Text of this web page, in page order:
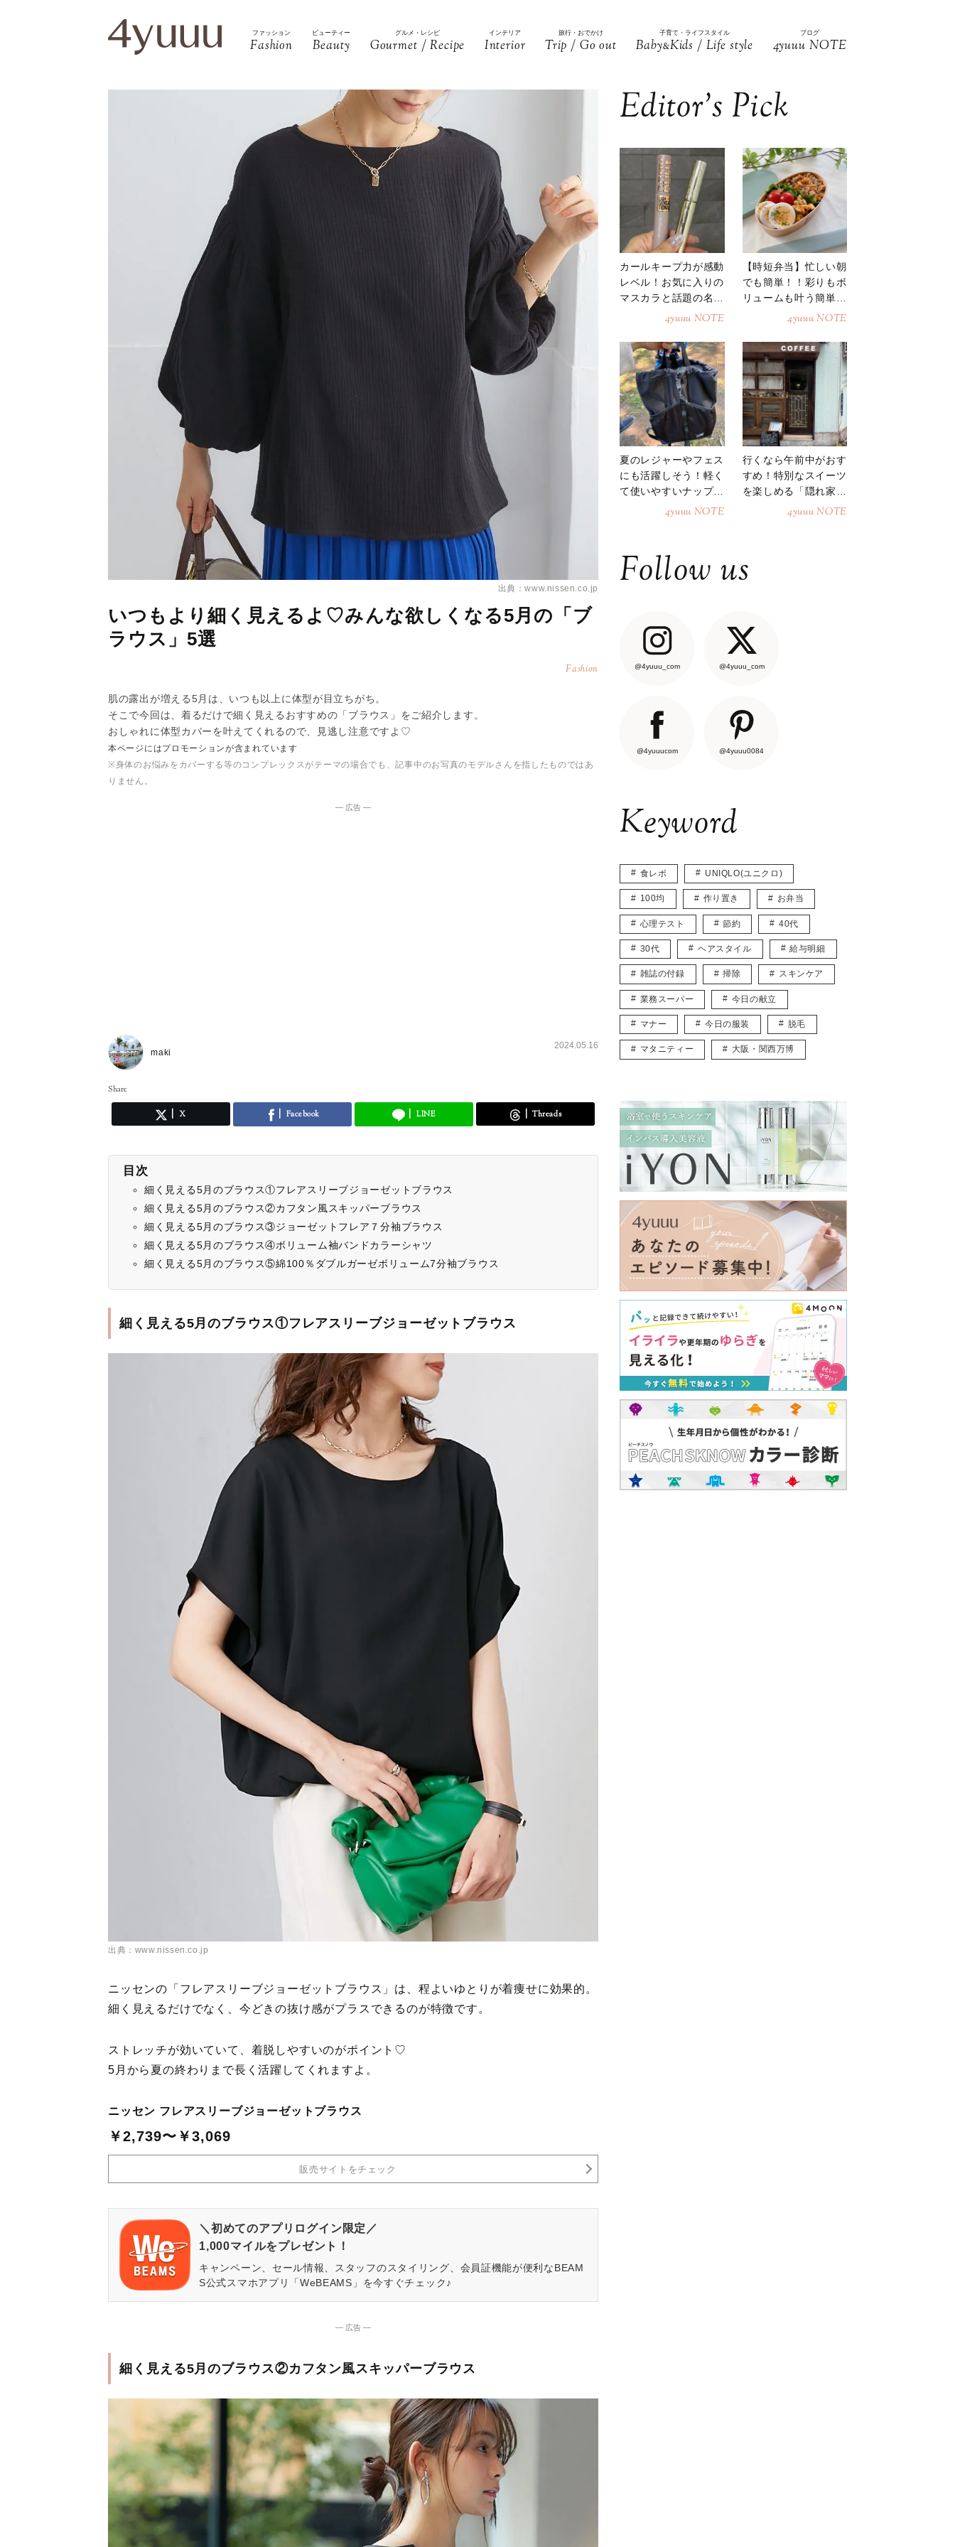
ファッション
Fashion
ビューティー
Beauty
グルメ・レシピ
Gourmet / Recipe
インテリア
Interior
旅行・おでかけ
Trip / Go out
子育て・ライフスタイル
Baby&Kids / Life style
ブログ
4yuuu NOTE
出典：www.nissen.co.jp
いつもより細く見えるよ♡みんな欲しくなる5月の「ブ
ラウス」5選
Fashion
肌の露出が増える5月は、いつも以上に体型が目立ちがち。
そこで今回は、着るだけで細く見えるおすすめの「ブラウス」をご紹介します。
おしゃれに体型カバーを叶えてくれるので、見逃し注意ですよ♡
本ページにはプロモーションが含まれています
※身体のお悩みをカバーする等のコンプレックスがテーマの場合でも、記事中のお写真のモデルさんを指したものではあ
りません。
― 広告 ―
maki
2024.05.16
Share
X Facebook LINE Threads
目次
細く見える5月のブラウス①フレアスリーブジョーゼットブラウス
細く見える5月のブラウス②カフタン風スキッパーブラウス
細く見える5月のブラウス③ジョーゼットフレア７分袖ブラウス
細く見える5月のブラウス④ボリューム袖バンドカラーシャツ
細く見える5月のブラウス⑤綿100％ダブルガーゼボリューム7分袖ブラウス
細く見える5月のブラウス①フレアスリーブジョーゼットブラウス
出典：www.nissen.co.jp
ニッセンの「フレアスリーブジョーゼットブラウス」は、程よいゆとりが着痩せに効果的。
細く見えるだけでなく、今どきの抜け感がプラスできるのが特徴です。
ストレッチが効いていて、着脱しやすいのがポイント♡
5月から夏の終わりまで長く活躍してくれますよ。
ニッセン フレアスリーブジョーゼットブラウス
￥2,739〜￥3,069
販売サイトをチェック
＼初めてのアプリログイン限定／
1,000マイルをプレゼント！
キャンペーン、セール情報、スタッフのスタイリング、会員証機能が便利なBEAM
S公式スマホアプリ「WeBEAMS」を今すぐチェック♪
― 広告 ―
細く見える5月のブラウス②カフタン風スキッパーブラウス
Editor’s Pick
カールキープ力が感動
レベル！お気に入りの
マスカラと話題の名品
4yuuu NOTE
【時短弁当】忙しい朝
でも簡単！！彩りもボ
リュームも叶う簡単そ
4yuuu NOTE
夏のレジャーやフェス
にも活躍しそう！軽く
て使いやすいナップサ
4yuuu NOTE
行くなら午前中がおす
すめ！特別なスイーツ
を楽しめる「隠れ家カ
4yuuu NOTE
Follow us
@4yuuu_com @4yuuu_com
@4yuuucom @4yuuu0084
Keyword
食レポ UNIQLO(ユニクロ)
100均 作り置き お弁当
心理テスト 節約 40代
30代 ヘアスタイル 給与明細
雑誌の付録 掃除 スキンケア
業務スーパー 今日の献立
マナー 今日の服装 脱毛
マタニティー 大阪・関西万博